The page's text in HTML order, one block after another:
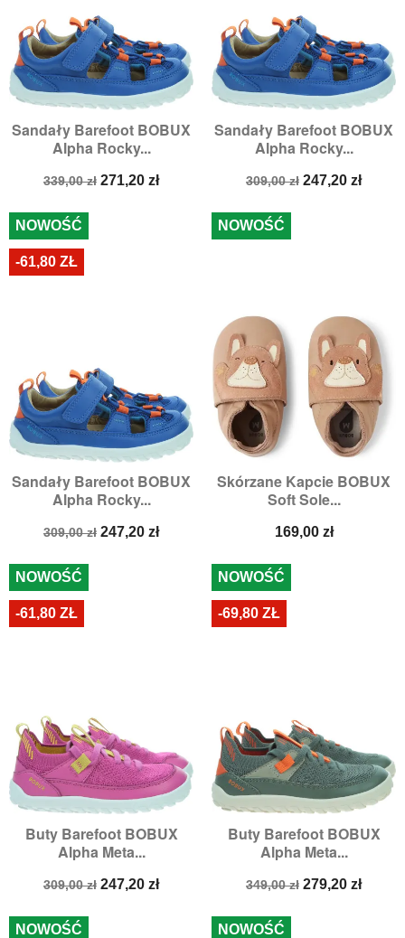
Sandały Barefoot BOBUX
Alpha Rocky...
Cena
339,00 zł Cena
271,20 zł
Sandały Barefoot BOBUX
Alpha Rocky...
Cena
309,00 zł Cena
247,20 zł
Sandały Barefoot BOBUX
Alpha Rocky...
Cena
309,00 zł Cena
247,20 zł
NOWOŚĆ
-61,80 ZŁ
Skórzane Kapcie BOBUX
Soft Sole...
Cena
169,00 zł
NOWOŚĆ
Buty Barefoot BOBUX
Alpha Meta...
Cena
309,00 zł Cena
247,20 zł
NOWOŚĆ
-61,80 ZŁ
Buty Barefoot BOBUX
Alpha Meta...
Cena
349,00 zł Cena
279,20 zł
NOWOŚĆ
-69,80 ZŁ
NOWOŚĆ NOWOŚĆ